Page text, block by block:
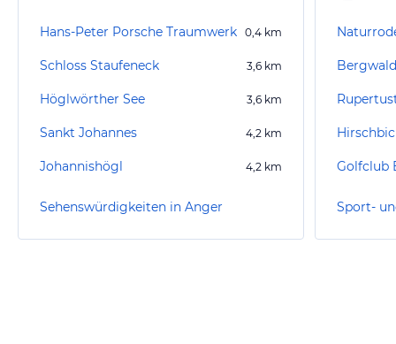
Hans-Peter Porsche Traumwerk 0,4 km
Schloss Staufeneck 3,6 km
Höglwörther See 3,6 km
Sankt Johannes 4,2 km
Johannishögl 4,2 km
Sehenswürdigkeiten in Anger Sport-